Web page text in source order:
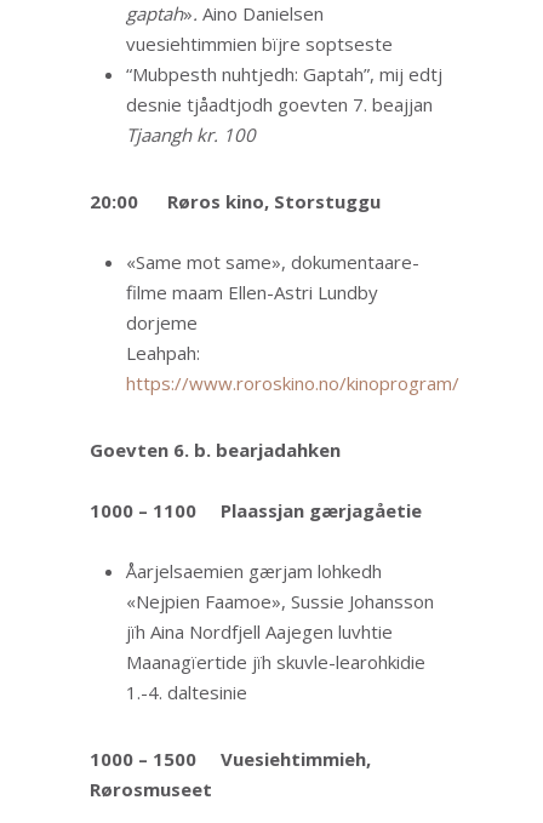
gaptah». Aino Danielsen
vuesiehtimmien bïjre soptseste
“Mubpesth nuhtjedh: Gaptah”, mij edtj
desnie tjåadtjodh goevten 7. beajjan
Tjaangh kr. 100
20:00 Røros kino, Storstuggu
«Same mot same», dokumentaare-
filme maam Ellen-Astri Lundby
dorjeme
Leahpah:
https://www.roroskino.no/kinoprogram/
Goevten 6. b. bearjadahken
1000 – 1100 Plaassjan gærjagåetie
Åarjelsaemien gærjam lohkedh
«Nejpien Faamoe», Sussie Johansson
jïh Aina Nordfjell Aajegen luvhtie
Maanagïertide jïh skuvle-learohkidie
1.-4. daltesinie
1000 – 1500
Vuesiehtimmieh,
Rørosmuseet